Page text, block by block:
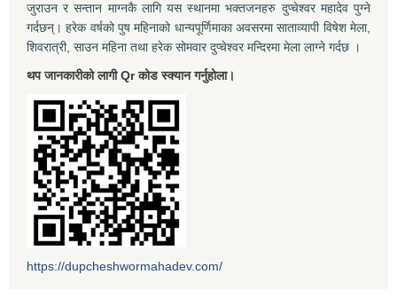
जुराउन र सन्तान माग्नकै लागि यस स्थानमा भक्तजनहरु दुप्चेश्वर महादेव पुग्ने
गर्दछन्। हरेक वर्षको पुष महिनाको धान्यपूर्णिमाका अवसरमा साताव्यापी विषेश मेला,
शिवरात्री, साउन महिना तथा हरेक सोमवार दुप्चेश्वर मन्दिरमा मेला लाग्ने गर्दछ ।
थप जानकारीको लागी Qr कोड स्क्यान गर्नुहोला।
https://dupcheshwormahadev.com/